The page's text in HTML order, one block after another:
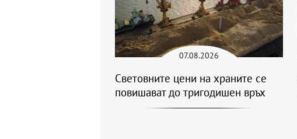
07.08.2026
Световните цени на храните се
повишават до тригодишен връх